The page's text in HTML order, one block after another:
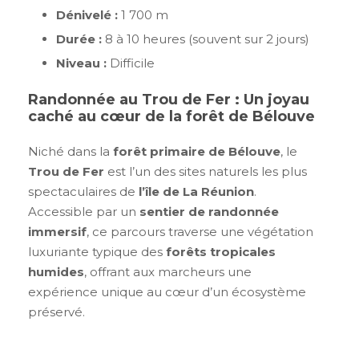
Dénivelé : 1 700 m
Durée : 8 à 10 heures (souvent sur 2 jours)
Niveau : Difficile
Randonnée au Trou de Fer : Un joyau
caché au cœur de la forêt de Bélouve
Niché dans la forêt primaire de Bélouve, le
Trou de Fer est l’un des sites naturels les plus
spectaculaires de l’île de La Réunion.
Accessible par un sentier de randonnée
immersif, ce parcours traverse une végétation
luxuriante typique des forêts tropicales
humides, offrant aux marcheurs une
expérience unique au cœur d’un écosystème
préservé.